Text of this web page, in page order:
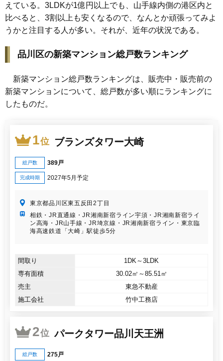
えている。3LDKが1億円以上でも、山手線内側の港区内と
比べると、3割以上も安くなるので、なんとか頑張ってみよ
うかと注目する人が多い。それが、近年の状況である。
品川区の新築マンション総戸数ランキング
新築マンション総戸数ランキングは、販売中・販売前の
新築マンションについて、総戸数が多い順にランキングに
したものだ。
1位 ブランズタワー大崎
総戸数 389戸
完成時期 2027年5月予定
東京都品川区東五反田2丁目
相鉄・JR直通線・JR湘南新宿ライン宇須・JR湘南新宿ライ
ン高海・JR山手線・JR埼京線・JR湘南新宿ライン・東京臨
海高速鉄道「大崎」駅徒歩5分
間取り
1DK～3LDK
専有面積
30.02㎡～85.51㎡
売主
東急不動産
施工会社
竹中工務店
2位 パークタワー品川天王洲
総戸数 275戸